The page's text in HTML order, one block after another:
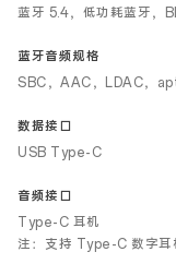
蓝牙 5.4，低功耗蓝牙，
蓝牙音频规格
SBC，AAC，LDAC，
数据接口
USB Type-C
音频接口
Type-C 耳机
注：支持 Type-C 数字